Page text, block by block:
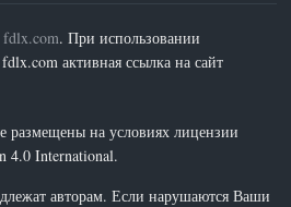
fdlx.com. При использовании
активная ссылка на сайт
размещены на условиях лицензии
4.0 International.
авторам. Если нарушаются Ваши